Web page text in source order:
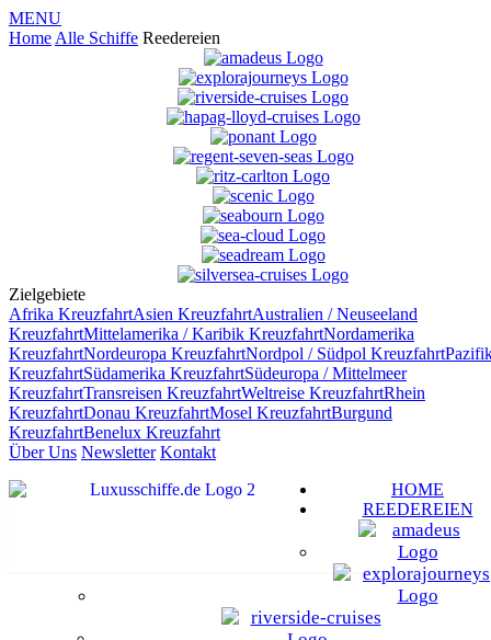
MENU
Home Alle Schiffe Reedereien
Zielgebiete
Afrika KreuzfahrtAsien KreuzfahrtAustralien / Neuseeland
KreuzfahrtMittelamerika / Karibik KreuzfahrtNordamerika
KreuzfahrtNordeuropa KreuzfahrtNordpol / Südpol Kreuzfahrt
KreuzfahrtSüdamerika KreuzfahrtSüdeuropa / Mittelmeer
KreuzfahrtTransreisen KreuzfahrtWeltreise KreuzfahrtRhein
KreuzfahrtDonau KreuzfahrtMosel KreuzfahrtBurgund
KreuzfahrtBenelux Kreuzfahrt
Über Uns Newsletter Kontakt
HOME
REEDEREIEN